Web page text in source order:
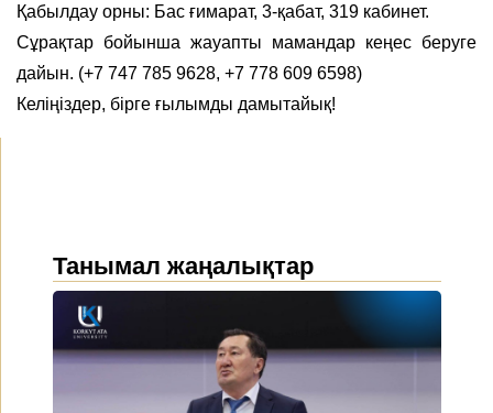
Қабылдау орны: Бас ғимарат, 3-қабат, 319 кабинет.
Сұрақтар бойынша жауапты мамандар кеңес беруге
дайын. (+7 747 785 9628, +7 778 609 6598)
Келіңіздер, бірге ғылымды дамытайық!
Танымал жаңалықтар